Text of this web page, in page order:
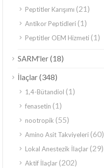
Peptitler Karışımı (21)
Antikor Peptidleri(1)
Peptitler OEM Hizmeti(1)
SARM'ler(18)
İlaçlar(348)
1,4-Bütandiol (1)
fenasetin (1)
nootropik (55)
Amino Asit Takviyeleri(60)
Lokal Anestezik İlaçlar(29)
Aktif İlaçlar(202)